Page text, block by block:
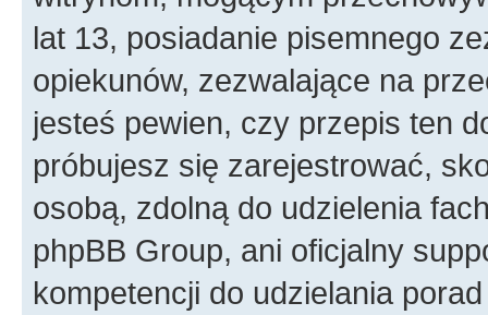
lat 13, posiadanie pisemnego
opiekunów, zezwalające na
jesteś pewien, czy przepis ten
próbujesz się zarejestrować,
osobą, zdolną do udzielenia
phpBB Group, ani oficjalny
kompetencji do udzielania